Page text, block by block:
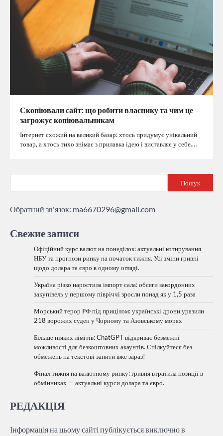
Скопіювали сайт: що робити власнику та чим це
загрожує копіювальникам
Інтернет схожий на великий базар: хтось придумує унікальний
товар, а хтось тихо знімає з прилавка ідею і виставляє у себе.…
Пошук
Обратний зв'язок: ma6670296@gmail.com
Свежие записи
Офіційний курс валют на понеділок: актуальні котирування
НБУ та прогнози ринку на початок тижня. Усі зміни гривні
щодо долара та євро в одному огляді.
Україна різко наростила імпорт сала: обсяги закордонних
закупівель у першому півріччі зросли понад як у 1,5 раза
Морський терор РФ під прицілом: українські дрони уразили
218 ворожих суден у Чорному та Азовському морях
Більше ніяких лімітів: ChatGPT відкриває безмежні
можливості для безкоштовних акаунтів. Спілкуйтеся без
обмежень на текстові запити вже зараз!
Фінал тижня на валютному ринку: гривня втратила позиції в
обмінниках — актуальні курси долара та євро.
РЕДАКЦІЯ
Інформація на цьому сайті публікується виключно в